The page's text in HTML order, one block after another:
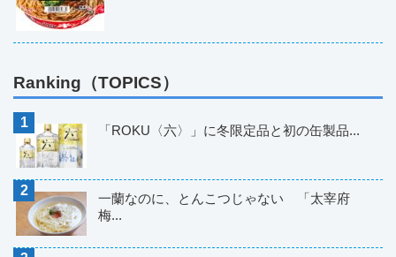
Ranking（TOPICS）
「ROKU〈六〉」に冬限定品と初の缶製品...
一蘭なのに、とんこつじゃない 「太宰府
梅...